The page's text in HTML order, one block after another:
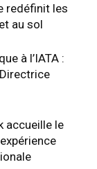
redéfinit les
au sol
à l’IATA :
accueille le